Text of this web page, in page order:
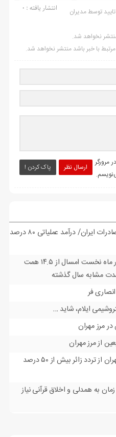
انتشار یافته : ۰
توسط مدیران
نخواهد شد.
مرتبط با خبر باشد منتشر نخواهد شد.
ارسال نظر پاک کردن !
مرورگر
تغییر مثبت در عملکرد مالی بانک صادرات ایران/ درآمد عملیاتی ۸۰ درصد
حق بیمه تولیدی بیمه ملت در چهار ماه نخست امسال از ۱۴.۵ همت
فر
ایلام، شاید …
مرز مهران
رئیس ستاد مرکزی اربعین: سهم مهران از تردد زائر بیش از ۵۰ درصد
به همدلی و اخلاق قرآنی نیاز